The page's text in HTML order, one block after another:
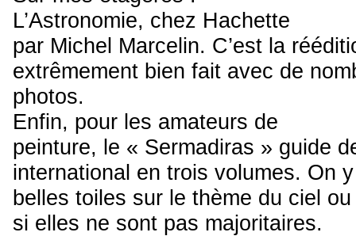
L’Astronomie, chez Hachette
par Michel Marcelin. C’est la
extrêmement bien fait avec de
photos.
Enfin, pour les amateurs de
peinture, le « Sermadiras » guide
international en trois volumes. On
belles toiles sur le thème du ciel ou
si elles ne sont pas majoritaires.